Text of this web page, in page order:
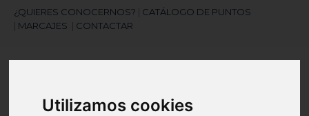
Utilizamos cookies
¿QUIERES CONOCERNOS? | CATÁLOGO DE PUNTOS
| MARCAJES | CONTACTAR